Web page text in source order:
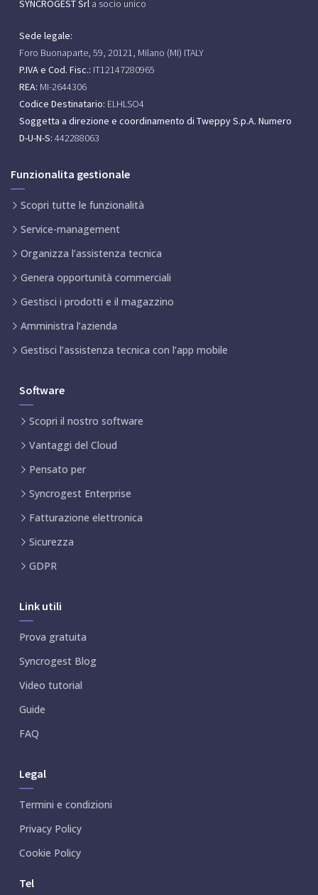
SYNCROGEST Srl a socio unico
Sede legale:
Foro Buonaparte, 59, 20121, Milano (MI) ITALY
P.IVA e Cod. Fisc.: IT12147280965
REA: MI-2644306
Codice Destinatario: ELHLSO4
Soggetta a direzione e coordinamento di Tweppy S.p.A. Numero
D-U-N-S: 442288063
Funzionalita gestionale
Scopri tutte le funzionalità
Service-management
Organizza l’assistenza tecnica
Genera opportunità commerciali
Gestisci i prodotti e il magazzino
Amministra l’azienda
Gestisci l’assistenza tecnica con l’app mobile
Software
Scopri il nostro software
Vantaggi del Cloud
Pensato per
Syncrogest Enterprise
Fatturazione elettronica
Sicurezza
GDPR
Link utili
Prova gratuita
Syncrogest Blog
Video tutorial
Guide
FAQ
Legal
Termini e condizioni
Privacy Policy
Cookie Policy
Tel